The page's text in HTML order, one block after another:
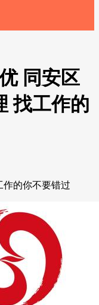
同安区
找工作的
作的你不要错过